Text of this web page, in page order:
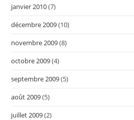
janvier 2010(7)
décembre 2009(10)
novembre 2009(8)
octobre 2009(4)
septembre 2009(5)
août 2009(5)
juillet 2009(2)